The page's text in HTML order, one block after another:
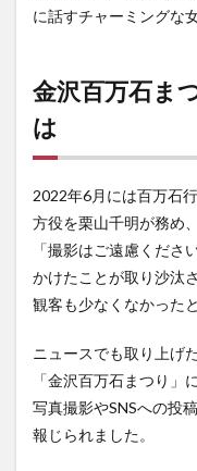
に話すチャーミングな
金沢百万石ま
は
2022年6月には百万石
方役を栗山千明が務め
「撮影はご遠慮くださ
かけたことが取り沙汰
観客も少なくなかった
ニュースでも取り上げ
「金沢百万石まつり」
写真撮影やSNSへの投
報じられました。